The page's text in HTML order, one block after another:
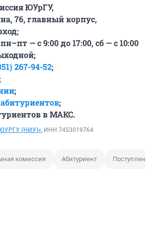
ЮУрГУ,
76, главный корпус,
— с 9:00 до 17:00, сб — с 10:00
267-94-52;
;
;
в МАКС.
(НИУ)», ИНН 7453019764
комиссия Абитуриент